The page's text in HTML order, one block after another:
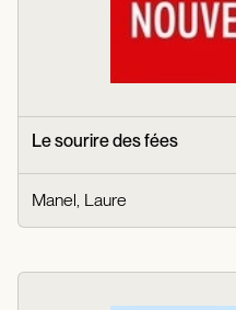
Le sourire des fées
Manel, Laure